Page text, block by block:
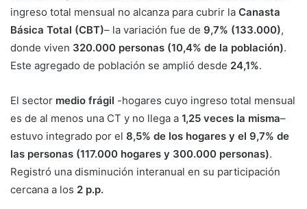
ingreso total mensual no alcanza para cubrir la Canasta
Básica Total (CBT)– la variación fue de 9,7% (133.000),
donde viven 320.000 personas (10,4% de la población).
Este agregado de población se amplió desde 24,1%.
El sector medio frágil -hogares cuyo ingreso total mensual
es de al menos una CT y no llega a 1,25 veces la misma–
estuvo integrado por el 8,5% de los hogares y el 9,7% de
las personas (117.000 hogares y 300.000 personas).
Registró una disminución interanual en su participación
cercana a los 2 p.p.